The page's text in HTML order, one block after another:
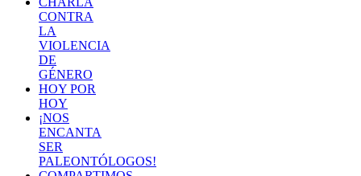
CONTRA
LA
VIOLENCIA
DE
GÉNERO
HOY POR
HOY
¡NOS
ENCANTA
SER
PALEONTÓLOGOS!